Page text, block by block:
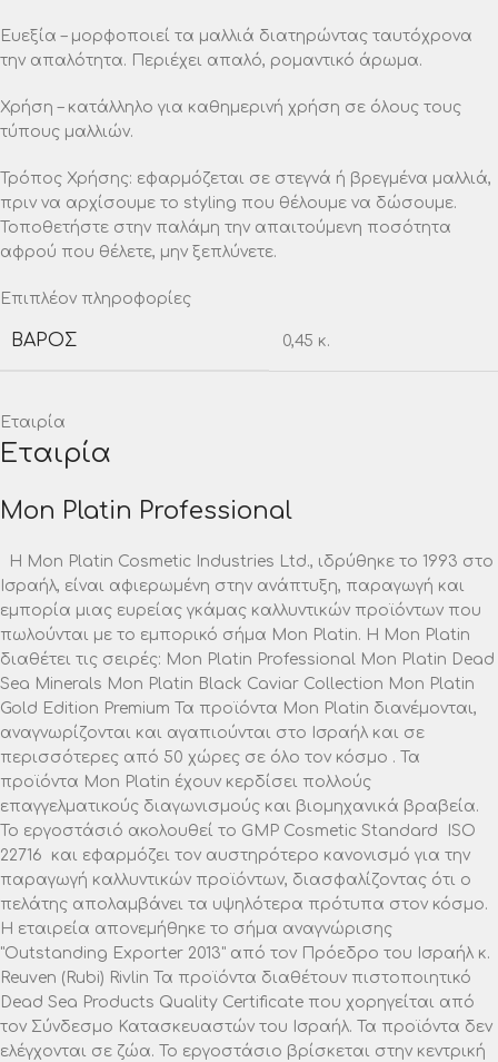
Ευεξία – μορφοποιεί τα μαλλιά διατηρώντας ταυτόχρονα
την απαλότητα. Περιέχει απαλό, ρομαντικό άρωμα.
Χρήση – κατάλληλο για καθημερινή χρήση σε όλους τους
τύπους μαλλιών.
Τρόπος Χρήσης: εφαρμόζεται σε στεγνά ή βρεγμένα μαλλιά,
πριν να αρχίσουμε το styling που θέλουμε να δώσουμε.
Τοποθετήστε στην παλάμη την απαιτούμενη ποσότητα
αφρού που θέλετε, μην ξεπλύνετε.
Επιπλέον πληροφορίες
ΒΆΡΟΣ 0,45 κ.
Εταιρία
Εταιρία
Mon Platin Professional
H Mon Platin Cosmetic Industries Ltd., ιδρύθηκε το 1993 στο
Ισραήλ, είναι αφιερωμένη στην ανάπτυξη, παραγωγή και
εμπορία μιας ευρείας γκάμας καλλυντικών προϊόντων που
πωλούνται με το εμπορικό σήμα Mon Platin. Η Mon Platin
διαθέτει τις σειρές: Mon Platin Professional Mon Platin Dead
Sea Minerals Mon Platin Black Caviar Collection Mon Platin
Gold Edition Premium Τα προϊόντα Mon Platin διανέμονται,
αναγνωρίζονται και αγαπιούνται στο Ισραήλ και σε
περισσότερες από 50 χώρες σε όλο τον κόσμο . Τα
προϊόντα Mon Platin έχουν κερδίσει πολλούς
επαγγελματικούς διαγωνισμούς και βιομηχανικά βραβεία.
Το εργοστάσιό ακολουθεί το GMP Cosmetic Standard ISO
22716 και εφαρμόζει τον αυστηρότερο κανονισμό για την
παραγωγή καλλυντικών προϊόντων, διασφαλίζοντας ότι ο
πελάτης απολαμβάνει τα υψηλότερα πρότυπα στον κόσμο.
Η εταιρεία απονεμήθηκε το σήμα αναγνώρισης
"Outstanding Exporter 2013" από τον Πρόεδρο του Ισραήλ κ.
Reuven (Rubi) Rivlin Τα προϊόντα διαθέτουν πιστοποιητικό
Dead Sea Products Quality Certificate που χορηγείται από
τον Σύνδεσμο Κατασκευαστών του Ισραήλ. Τα προϊόντα δεν
ελέγχονται σε ζώα. Το εργοστάσιο βρίσκεται στην κεντρική